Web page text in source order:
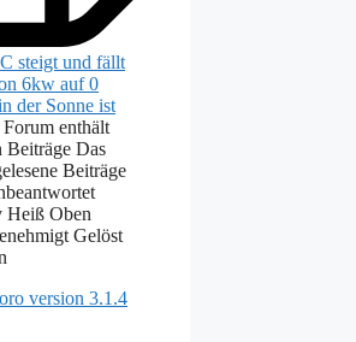
steigt und fällt
6kw auf 0
der Sonne ist
Forum enthält
Beiträge Das
Beiträge
Heiß Oben
Gelöst
version 3.1.4